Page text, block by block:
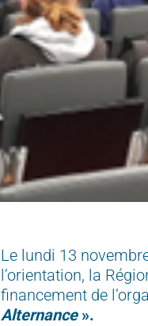
Le lundi 13
l’orientation, la
financement de
Alternance».